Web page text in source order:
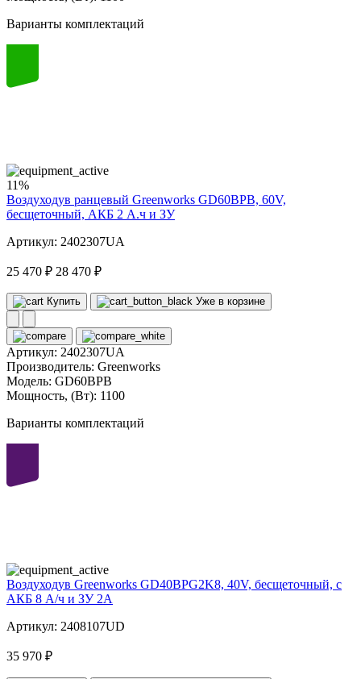
Варианты комплектаций
11%
Воздуходув ранцевый Greenworks GD60BPB, 60V,
бесщеточный, АКБ 2 А.ч и ЗУ
Артикул: 2402307UA
25 470 ₽ 28 470 ₽
Купить Уже в корзине
Артикул: 2402307UA
Производитель: Greenworks
Модель: GD60BPB
Мощность, (Вт): 1100
Варианты комплектаций
Воздуходув Greenworks GD40BPG2K8, 40V, бесщеточный, с
АКБ 8 А/ч и ЗУ 2А
Артикул: 2408107UD
35 970 ₽